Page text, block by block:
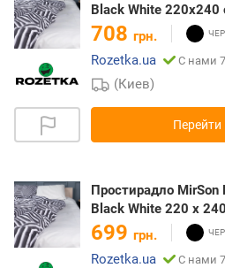
Black White 220x240
708 грн.
Rozetka.ua
С нами
(Киев)
Перейти
Простирадло
Black White 220 х
699 грн.
Rozetka.ua
С нами